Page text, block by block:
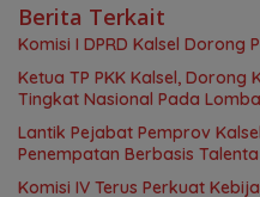
Berita Terkait
Komisi I DPRD Kalsel Dorong
Ketua TP PKK Kalsel, Dorong
Tingkat Nasional Pada
Lantik Pejabat Pemprov
Penempatan Berbasis Talenta
Komisi IV Terus Perkuat